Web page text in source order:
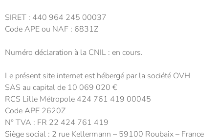
SIRET : 440 964 245 00037
Code APE ou NAF : 6831Z
Numéro déclaration à la CNIL : en cours.
Le présent site internet est hébergé par la société OVH
SAS au capital de 10 069 020 €
RCS Lille Métropole 424 761 419 00045
Code APE 2620Z
N° TVA : FR 22 424 761 419
Siège social : 2 rue Kellermann – 59100 Roubaix – France